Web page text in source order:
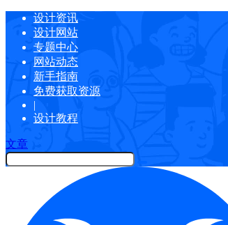
设计资讯
设计网站
专题中心
网站动态
新手指南
免费获取资源
|
设计教程
文章